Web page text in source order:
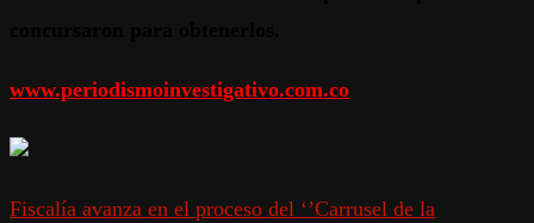
www.periodismoinvestigativo.com.co
Fiscalía avanza en el proceso del ‘’Carrusel de la